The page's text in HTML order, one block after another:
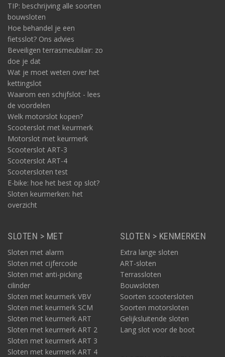
TIP: beschrijving alle soorten
bouwsloten
Hoe behandel je een
fietsslot? Ons advies
Beveiligen terrasmeubilair: zo
doe je dat
Wat je moet weten over het
kettingslot
Waarom een schijfslot - lees
de voordelen
Welk motorslot kopen?
Scooterslot met keurmerk
Motorslot met keurmerk
Scooterslot ART-3
Scooterslot ART-4
Scootersloten test
E-bike: hoe het best op slot?
Sloten keurmerken: het
overzicht
SLOTEN > MET
Sloten met alarm
Sloten met cijfercode
Sloten met anti-picking
cilinder
Sloten met keurmerk VBV
Sloten met keurmerk SCM
Sloten met keurmerk ART
Sloten met keurmerk ART 2
Sloten met keurmerk ART 3
Sloten met keurmerk ART 4
SLOTEN > KENMERKEN
Extra lange sloten
ART-sloten
Terrassloten
Bouwsloten
Soorten scootersloten
Soorten motorsloten
Gelijksluitende sloten
Lang slot voor de boot